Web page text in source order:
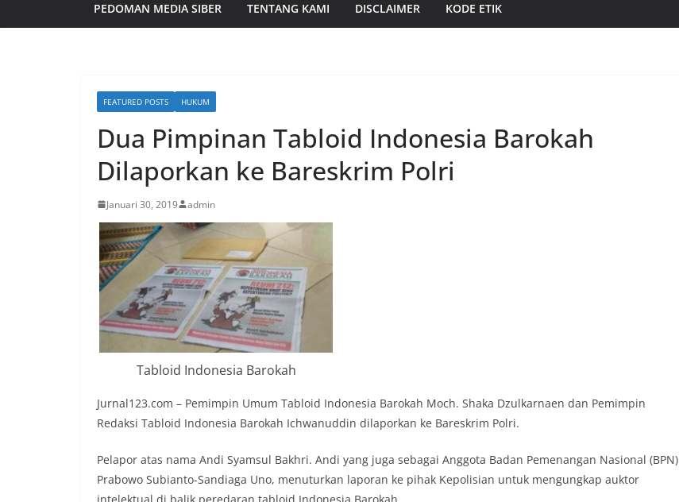
PEDOMAN MEDIA SIBER TENTANG KAMI DISCLAIMER KODE ETIK
FEATURED POSTS HUKUM
Dua Pimpinan Tabloid Indonesia Barokah
Dilaporkan ke Bareskrim Polri
Januari 30, 2019 admin
Tabloid Indonesia Barokah
Jurnal123.com – Pemimpin Umum Tabloid Indonesia Barokah Moch. Shaka Dzulkarnaen dan Pemimpin
Redaksi Tabloid Indonesia Barokah Ichwanuddin dilaporkan ke Bareskrim Polri.
Pelapor atas nama Andi Syamsul Bakhri. Andi yang juga sebagai Anggota Badan Pemenangan Nasional (BPN)
Prabowo Subianto-Sandiaga Uno, menuturkan laporan ke pihak Kepolisian untuk mengungkap auktor